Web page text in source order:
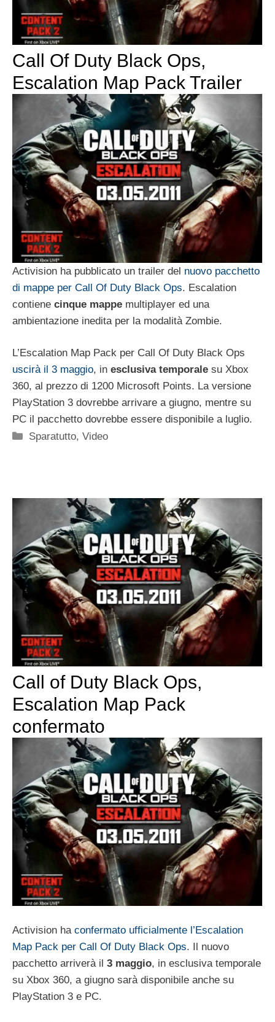
Call Of Duty Black Ops,
Escalation Map Pack Trailer
Activision ha pubblicato un trailer del nuovo pacchetto
di mappe per Call Of Duty Black Ops. Escalation
contiene cinque mappe multiplayer ed una
ambientazione inedita per la modalità Zombie.
L’Escalation Map Pack per Call Of Duty Black Ops
uscirà il 3 maggio, in esclusiva temporale su Xbox
360, al prezzo di 1200 Microsoft Points. La versione
PlayStation 3 dovrebbe arrivare a giugno, mentre su
PC il pacchetto dovrebbe essere disponibile a luglio.
Categorie
Sparatutto,Video
Call of Duty Black Ops,
Escalation Map Pack
confermato
Activision ha confermato ufficialmente l’Escalation
Map Pack per Call Of Duty Black Ops. Il nuovo
pacchetto arriverà il 3 maggio, in esclusiva temporale
su Xbox 360, a giugno sarà disponibile anche su
PlayStation 3 e PC.